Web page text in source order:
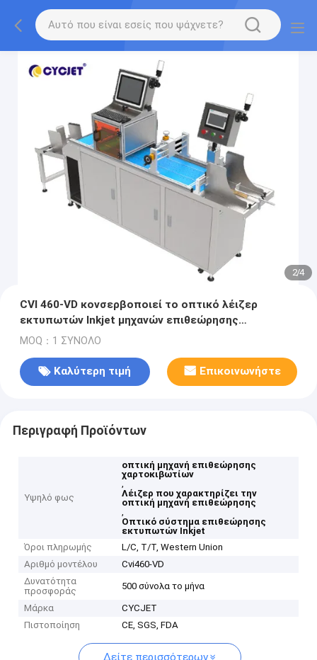
2/4
CVI 460-VD κονσερβοποιεί το οπτικό λέιζερ
εκτυπωτών Inkjet μηχανών επιθεώρησης
χαρακτηρίζοντας τη μηχανή
MOQ：1 ΣΥΝΟΛΟ
Καλύτερη τιμή Επικοινωνήστε
Περιγραφή Προϊόντων
Υψηλό φως
οπτική μηχανή επιθεώρησης
χαρτοκιβωτίων
,
Λέιζερ που χαρακτηρίζει την
οπτική μηχανή επιθεώρησης
,
Οπτικό σύστημα επιθεώρησης
εκτυπωτών Inkjet
Όροι πληρωμής
L/C, T/T, Western Union
Αριθμό μοντέλου
Cvi460-VD
Δυνατότητα
προσφοράς
500 σύνολα το μήνα
Μάρκα
CYCJET
Πιστοποίηση
CE, SGS, FDA
Δείτε περισσότερων